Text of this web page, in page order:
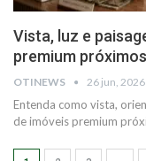
Vista, luz e
premium
OTINEWS 26 jun, 2026
Entenda como vista,
de imóveis premium